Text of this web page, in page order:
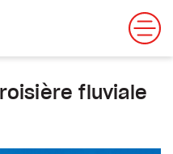
fluviale